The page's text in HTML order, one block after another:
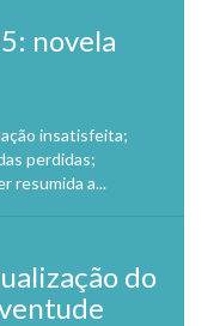
novela
insatisfeita;
perdidas;
resumida a...
do